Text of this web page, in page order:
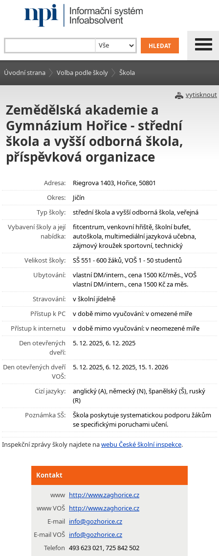
Úvodní strana Volba podle školy Škola
vytisknout
Zemědělská akademie a
Gymnázium Hořice - střední
škola a vyšší odborná škola,
příspěvková organizace
Adresa:
Riegrova 1403, Hořice, 50801
Okres:
Jičín
Typ školy:
střední škola a vyšší odborná škola, veřejná
Vybavení školy a její
nabídka:
fitcentrum, venkovní hřiště, školní bufet,
autoškola, multimediální jazyková učebna,
zájmový kroužek sportovní, technický
Velikost školy:
SŠ 551 - 600 žáků, VOŠ 1 - 50 studentů
Ubytování:
vlastní DM/intern., cena 1500 Kč/měs., VOŠ
vlastní DM/intern., cena 1500 Kč za měs.
Stravování:
v školní jídelně
Přístup k PC
v době mimo vyučování: v omezené míře
Přístup k internetu
v době mimo vyučování: v neomezené míře
Den otevřených
dveří:
5. 12. 2025, 6. 12. 2025
Den otevřených dveří
VOŠ:
5. 12. 2025, 6. 12. 2025, 15. 1. 2026
Cizí jazyky:
anglický (A), německý (N), španělský (Š), ruský
(R)
Poznámka SŠ:
Škola poskytuje systematickou podporu žákům
se specifickými poruchami učení.
Inspekční zprávy školy najdete nawebu České školní inspekce.
Kontakt
www http://www.zaghorice.cz
www VOŠ http://www.zaghorice.cz
E-mail info@gozhorice.cz
E-mail VOŠ info@gozhorice.cz
Telefon 493 623 021, 725 842 502